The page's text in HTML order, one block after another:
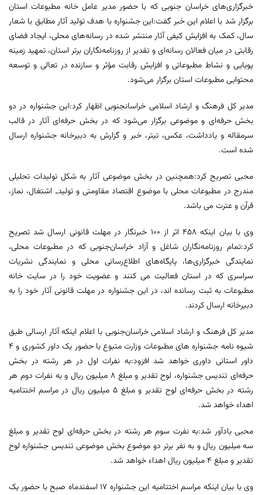
خبرگزاری‌های خراسان جنوبی که با حضور مدیر عامل خانه مطبوعات استان
برگزار شد با اعلام این خبر گفت:این جشنواره با هدف تولید آثار مطابق با شعار
سال، کمک به افزایش کیفی آثار منتشر شده در رسانه‌های محلی، ایجاد فضای
رقابتی در میان فعالان رسانه‌ای و تقدیر از روزنامه‌نگاران برتر استان، تمهید زمینه
پویایی و نشاط مطبوعاتی و افزایش رقابت مؤثر و سازنده در تعالی و توسعه
محتوایی مطبوعات استان برگزار می‌شود.
مدیر کل فرهنگ و ارشاد اسلامی خراسان‎جنوبی اظهار کرد:این جشنواره در دو
بخش حرفه‌ای و موضوعی برگزار می‌شود که در بخش حرفه‌ای آثار در قالب
سرمقاله و یادداشت، عکس، تیتر، خبر و گزارش به دبیرخانه جشنواره ارسال
شده است.
محبی تصریح کرد:همچنین در بخش موضوعی آثار به شکل تولیدات تحلیلی
مندرج در مطبوعات محلی با موضوع اقتصاد مقاومتی و تولیدـ اشتغال، نماز،
قرآن و عترت می باشد.
وی با بیان اینکه ٤٥٨ اثر از ١٠٠ خبرنگار در مهلت قانونی ارسال شد تصریح
کرد:تمام روزنامه‌نگاران شاغل و آزاد خراسان‌جنوبی که در مطبوعات محلی،
نمایندگی خبرگزاری‌ها، پایگاه‌های اطلاع‌رسانی محلی و نمایندگی نشریات
سراسری که در استان فعالیت می کنند و عضویت خود را در سایت خانه
مطبوعات به ثبت رسانده اند، در این جشنواره در مهلت قانونی آثار خود را به
دبیرخانه ارسال کردند.
مدیر کل فرهنگ و ارشاد اسلامی خراسان‌جنوبی با اعلام اینکه آثار ارسالی طبق
شیوه نامه جشنواره های مطبوعات وزارت متبوع با حضور یک داور کشوری و ٤
داور استانی داوری خواهد شد افزود:به نفرات اول در هر رشته در بخش
حرفه‌ای تندیس جشنواره، لوح تقدیر و مبلغ ۸ میلیون ریال و به نفرات دوم هر
رشته در بخش حرفه‌ای لوح تقدیر و مبلغ ۵ میلیون ریال در مراسم اختتامیه
اهداء خواهد شد.
محبی یادآور شد:به نفرت سوم هر رشته در بخش حرفه‌ای لوح تقدیر و مبلغ
سه میلیون ریال و به نفر برتر دو موضوع بخش موضوعی تندیس جشنواره لوح
تقدیر و مبلغ ۴ میلیون ریال اهداء خواهد شد.
وی با بیان اینکه مراسم اختتامیه این جشنواره ١٧ اسفندماه صبح با حضور یک